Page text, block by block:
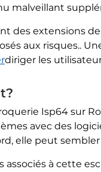
malveillant
des extensions
aux risques..
diriger les
Isp64 sur
avec des
elle peut
associés à cette